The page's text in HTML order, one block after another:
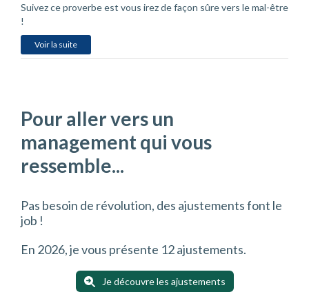
Suivez ce proverbe est vous irez de façon sûre vers le mal-être
!
Voir la suite
Pour aller vers un
management qui vous
ressemble...
Pas besoin de révolution, des ajustements font le
job !
En 2026, je vous présente 12 ajustements.
Je découvre les ajustements